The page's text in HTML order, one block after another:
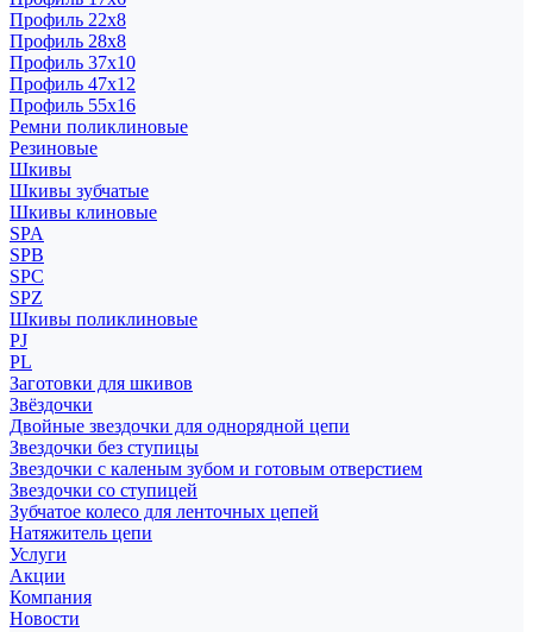
Профиль 22x8
Профиль 28x8
Профиль 37x10
Профиль 47x12
Профиль 55x16
Ремни поликлиновые
Резиновые
Шкивы
Шкивы зубчатые
Шкивы клиновые
SPA
SPB
SPC
SPZ
Шкивы поликлиновые
PJ
PL
Заготовки для шкивов
Звёздочки
Двойные звездочки для однорядной цепи
Звездочки без ступицы
Звездочки с каленым зубом и готовым отверстием
Звездочки со ступицей
Зубчатое колесо для ленточных цепей
Натяжитель цепи
Услуги
Акции
Компания
Новости